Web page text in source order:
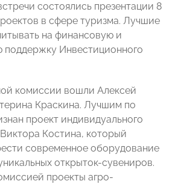
состоялись презентации 8
в сфере туризма. Лучшие
на финансовую и
поддержку Инвестиционного
комиссии вошли Алексей
Краскина. Лучшим по
проект индивидуального
Костина, который
современное оборудование
открыток-сувениров.
проекты агро-